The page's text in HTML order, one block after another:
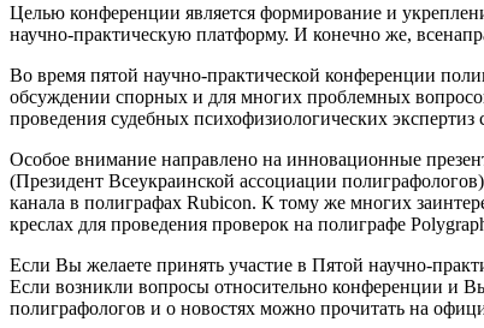
Целью конференции является формирование и
научно-практическую платформу. И конечно же,
Во время пятой научно-практической конференции
обсуждении спорных и для многих проблемных
проведения судебных психофизиологических
Особое внимание направлено на инновационные
(Президент Всеукраинской ассоциации
канала в полиграфах Rubicon. К тому же многих
креслах для проведения проверок на полиграфе
Если Вы желаете принять участие в Пятой научно-
Если возникли вопросы относительно конференции и
полиграфологов и о новостях можно прочитать на